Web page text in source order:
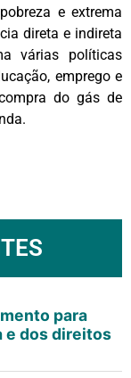
e extrema
direta e indireta
várias políticas
emprego e
do gás de
para
e dos direitos